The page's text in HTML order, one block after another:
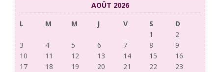
AOÛT 2026
L
M M J V S
D
1
2
3
4 5 6 7 8
9
10
11 12 13 14 15
16
17
18 19 20 21 22
23